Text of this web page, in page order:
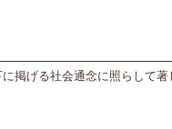
掲げる社会通念に照らして著